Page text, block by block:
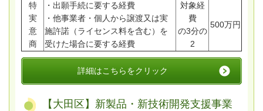
特
実
意
商
・出願手続に要する経費
・他事業者・個人から譲渡又は実
施許諾（ライセンス料を含む）を
受けた場合に要する経費
対象経
費
の3分の
2
500万円
詳細はこちらをクリック
【大田区】新製品・新技術開発支援事業